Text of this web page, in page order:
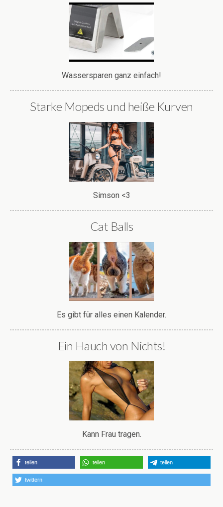
Wassersparen ganz einfach!
Starke Mopeds und heiße Kurven
Simson <3
Cat Balls
Es gibt für alles einen Kalender.
Ein Hauch von Nichts!
Kann Frau tragen.
teilen teilen teilen
twittern